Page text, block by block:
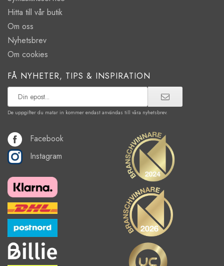
Hitta till vår butik
Om oss
Nyhetsbrev
Om cookies
FÅ NYHETER, TIPS & INSPIRATION
De uppgifter du matar in kommer endast användas till våra nyhetsbrev.
Facebook
Instagram